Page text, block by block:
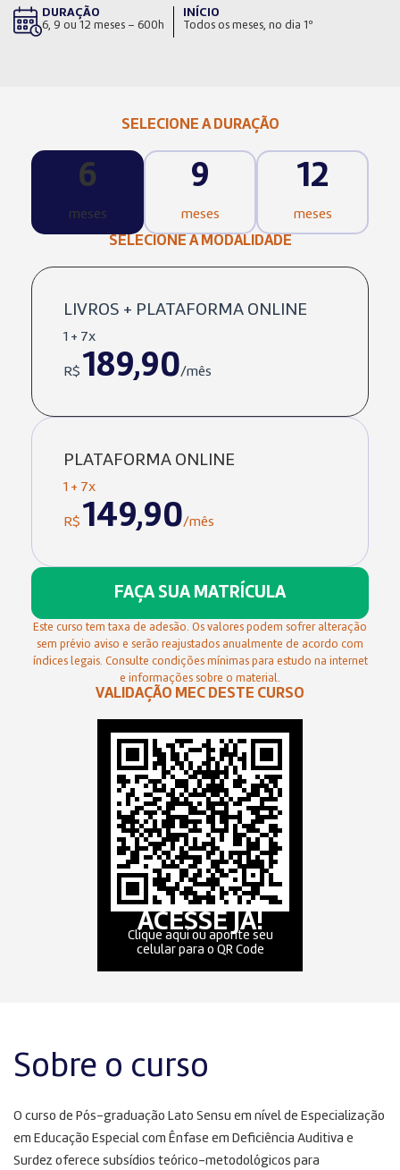
DURAÇÃO
6, 9 ou 12 meses – 600h
INÍCIO
Todos os meses, no dia 1º
Sobre o curso
O curso de Pós-graduação Lato Sensu em nível de Especialização
em Educação Especial com Ênfase em Deficiência Auditiva e
Surdez oferece subsídios teórico-metodológicos para
SELECIONE A DURAÇÃO
6
meses
9
meses
12
meses
SELECIONE A MODALIDADE
LIVROS + PLATAFORMA ONLINE
1 + 7x
R$ 189,90/mês
PLATAFORMA ONLINE
1 + 7x
R$ 149,90/mês
FAÇA SUA MATRÍCULA
Este curso tem taxa de adesão. Os valores podem sofrer alteração
sem prévio aviso e serão reajustados anualmente de acordo com
índices legais. Consulte condições mínimas para estudo na internet
e informações sobre o material.
VALIDAÇÃO MEC DESTE CURSO
ACESSE JÁ!
Clique aqui ou aponte seu
celular para o QR Code